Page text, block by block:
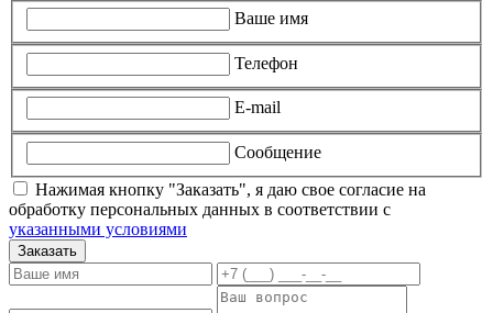
Ваше имя
Телефон
E-mail
Сообщение
Нажимая кнопку "Заказать", я даю свое согласие на
обработку персональных данных в соответствии с
указанными условиями
Заказать